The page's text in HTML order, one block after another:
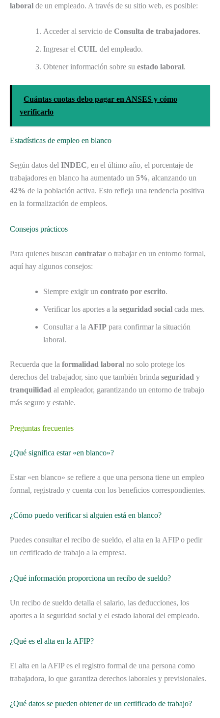
laboral de un empleado. A través de su sitio web, es posible:
Acceder al servicio de Consulta de trabajadores.
Ingresar el CUIL del empleado.
Obtener información sobre su estado laboral.
Cuántas cuotas debo pagar en ANSES y cómo
verificarlo
Estadísticas de empleo en blanco
Según datos del INDEC, en el último año, el porcentaje de
trabajadores en blanco ha aumentado un 5%, alcanzando un
42% de la población activa. Esto refleja una tendencia positiva
en la formalización de empleos.
Consejos prácticos
Para quienes buscan contratar o trabajar en un entorno formal,
aquí hay algunos consejos:
Siempre exigir un contrato por escrito.
Verificar los aportes a la seguridad social cada mes.
Consultar a la AFIP para confirmar la situación
laboral.
Recuerda que la formalidad laboral no solo protege los
derechos del trabajador, sino que también brinda seguridad y
tranquilidad al empleador, garantizando un entorno de trabajo
más seguro y estable.
Preguntas frecuentes
¿Qué significa estar «en blanco»?
Estar «en blanco» se refiere a que una persona tiene un empleo
formal, registrado y cuenta con los beneficios correspondientes.
¿Cómo puedo verificar si alguien está en blanco?
Puedes consultar el recibo de sueldo, el alta en la AFIP o pedir
un certificado de trabajo a la empresa.
¿Qué información proporciona un recibo de sueldo?
Un recibo de sueldo detalla el salario, las deducciones, los
aportes a la seguridad social y el estado laboral del empleado.
¿Qué es el alta en la AFIP?
El alta en la AFIP es el registro formal de una persona como
trabajadora, lo que garantiza derechos laborales y previsionales.
¿Qué datos se pueden obtener de un certificado de trabajo?